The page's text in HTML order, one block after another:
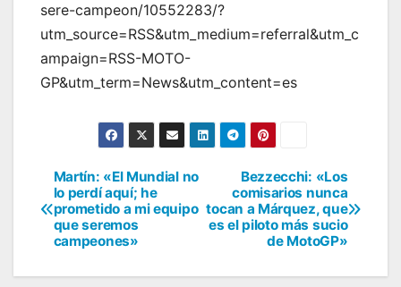
sere-campeon/10552283/?
utm_source=RSS&utm_medium=referral&utm_c
ampaign=RSS-MOTO-
GP&utm_term=News&utm_content=es
Navegación
de
entradas
Bezzecchi: «Los
comisarios nunca
tocan a Márquez, que
es el piloto más sucio
de MotoGP»
Martín: «El Mundial no
lo perdí aquí; he
prometido a mi equipo
que seremos
campeones»